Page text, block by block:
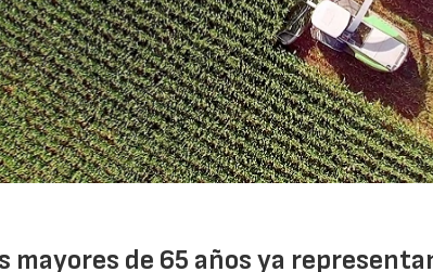
mayores de 65 años ya